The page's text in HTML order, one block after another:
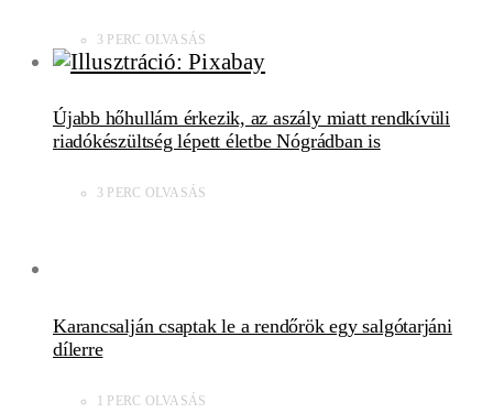
3 PERC OLVASÁS
Újabb hőhullám érkezik, az aszály miatt rendkívüli
riadókészültség lépett életbe Nógrádban is
3 PERC OLVASÁS
Karancsalján csaptak le a rendőrök egy salgótarjáni
dílerre
1 PERC OLVASÁS